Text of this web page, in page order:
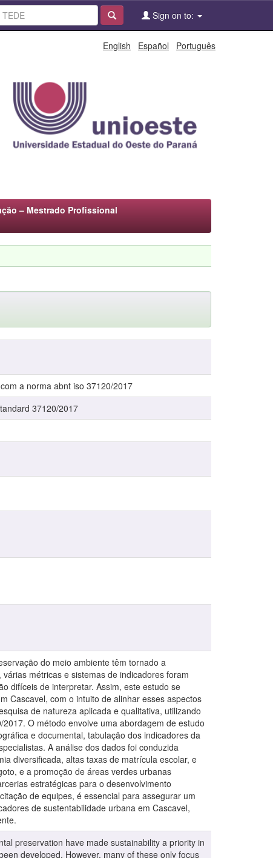
Sign on to:
English Español Português
– Mestrado Profissional
a norma abnt iso 37120/2017
37120/2017
do meio ambiente têm tornado a
métricas e sistemas de indicadores foram
difíceis de interpretar. Assim, este estudo se
Cascavel, com o intuito de alinhar esses aspectos
de natureza aplicada e qualitativa, utilizando
O método envolve uma abordagem de estudo
e documental, tabulação dos indicadores da
A análise dos dados foi conduzida
diversificada, altas taxas de matrícula escolar, e
e a promoção de áreas verdes urbanas
estratégicas para o desenvolvimento
de equipes, é essencial para assegurar um
de sustentabilidade urbana em Cascavel,
preservation have made sustainability a priority in
developed. However, many of these only focus